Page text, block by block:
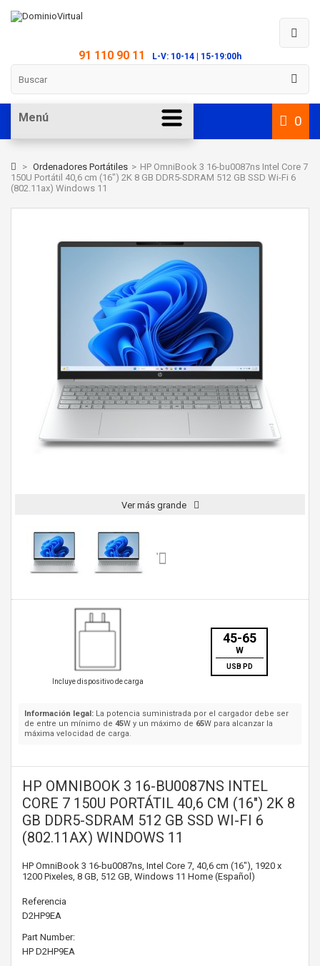
91 110 90 11 L-V: 10-14 | 15-19:00h
0
Menú
> Ordenadores Portátiles > HP OmniBook 3 16-bu0087ns Intel Core 7
150U Portátil 40,6 cm (16") 2K 8 GB DDR5-SDRAM 512 GB SSD Wi-Fi 6
(802.11ax) Windows 11
Ver más grande
Incluye dispositivo de carga
45-65
W
USB PD
Información legal: La potencia suministrada por el cargador debe ser
de entre un mínimo de 45W y un máximo de 65W para alcanzar la
máxima velocidad de carga.
HP OMNIBOOK 3 16-BU0087NS INTEL
CORE 7 150U PORTÁTIL 40,6 CM (16") 2K 8
GB DDR5-SDRAM 512 GB SSD WI-FI 6
(802.11AX) WINDOWS 11
HP OmniBook 3 16-bu0087ns, Intel Core 7, 40,6 cm (16"), 1920 x
1200 Pixeles, 8 GB, 512 GB, Windows 11 Home (Español)
Referencia
D2HP9EA
Part Number:
HP D2HP9EA